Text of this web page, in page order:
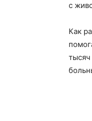
с
Как